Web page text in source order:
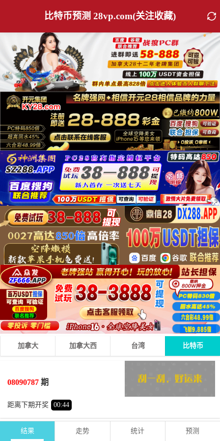
比特币预测 28vp.com(关注收藏)
加拿大 加拿大西 台湾 比特币
08090787 期
距离下期开奖 00:44
0 + 0 + 2 = 02
期号 号码
结果 走势 统计 预测